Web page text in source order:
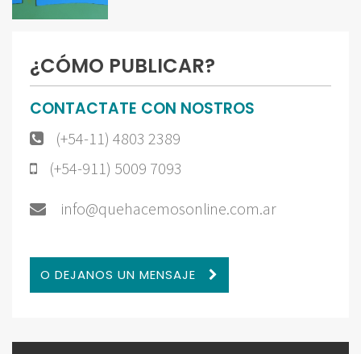
¿CÓMO PUBLICAR?
CONTACTATE CON NOSTROS
(+54-11) 4803 2389
(+54-911) 5009 7093
info@quehacemosonline.com.ar
O DEJANOS UN MENSAJE